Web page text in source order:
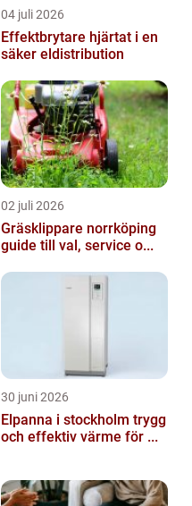
04 juli 2026
Effektbrytare hjärtat i en
säker eldistribution
02 juli 2026
Gräsklippare norrköping
guide till val, service o...
30 juni 2026
Elpanna i stockholm trygg
och effektiv värme för ...